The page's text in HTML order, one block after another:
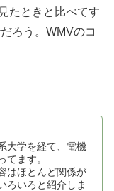
たときと比べてす
ろう。WMVのコ
大学を経て、電機
てます。
はほとんど関係が
ろいろと紹介しま